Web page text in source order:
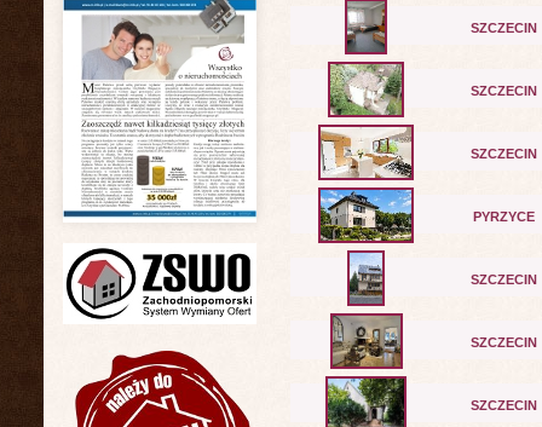
SZCZECIN
SZCZECIN
SZCZECIN
PYRZYCE
SZCZECIN
SZCZECIN
SZCZECIN